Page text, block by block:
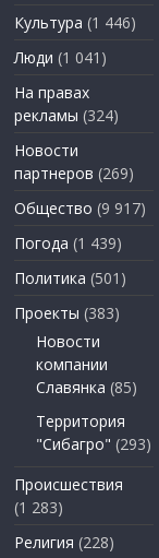
Культура (1 446)
Люди (1 041)
На правах
рекламы (324)
Новости
партнеров (269)
Общество (9 917)
Погода (1 439)
Политика (501)
Проекты (383)
Новости
компании
Славянка (85)
Территория
"Сибагро" (293)
Происшествия
(1 283)
Религия (228)